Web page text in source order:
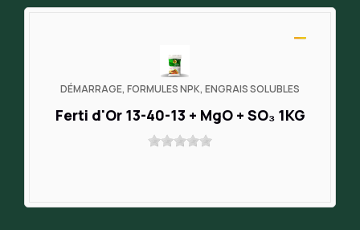
DÉMARRAGE, FORMULES NPK, ENGRAIS SOLUBLES
Ferti d'Or 13-40-13 + MgO + SO₃ 1KG